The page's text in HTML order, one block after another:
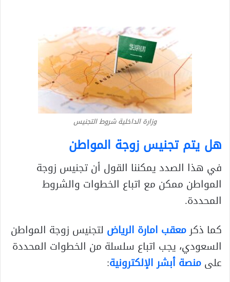
وزارة الداخلية شروط التجنيس
هل يتم تجنيس زوجة المواطن
في هذا الصدد يمكننا القول أن تجنيس زوجة
المواطن ممكن مع اتباع الخطوات والشروط
المحددة.
كما ذكرمعقب امارة الرياض لتجنيس زوجة المواطن
السعودي، يجب اتباع سلسلة من الخطوات المحددة
علىمنصة أبشر الإلكترونية: